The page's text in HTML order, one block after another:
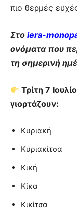
πιο θερμές
Στο iera-
ονόματα που
τη σημερινή
Τρίτη 7
γιορτάζουν:
Κυριακή
Κυριακίτσα
Κική
Κίκα
Κικίτσα